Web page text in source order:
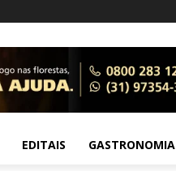
EDITAIS GASTRONOMIA